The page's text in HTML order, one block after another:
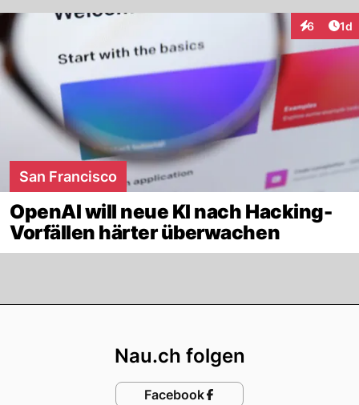
6 1d
San Francisco
OpenAI will neue KI nach Hacking-
Vorfällen härter überwachen
Nau.ch folgen
Facebook